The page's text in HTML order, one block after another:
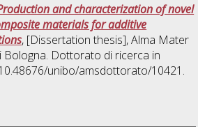
and characterization of novel
materials for additive
, [Dissertation thesis], Alma Mater
Bologna. Dottorato di ricerca in
unibo/amsdottorato/10421.